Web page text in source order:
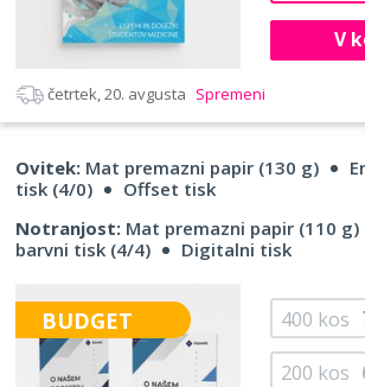
V
četrtek, 20. avgusta Spremeni
Ovitek: Mat premazni papir (130 g)
tisk (4/0)
Offset tisk
Notranjost: Mat premazni papir (110 g)
barvni tisk (4/4)
Digitalni tisk
BUDGET
200 kos
400 kos